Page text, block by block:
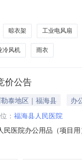
锈钢可折叠平板车小推
晾衣架 工业电风扇
冷风机 雨衣
价公告
泰地区｜福海县 办
： 福海县人民医院
民医院办公用品（项目
制金额(元)意向品牌